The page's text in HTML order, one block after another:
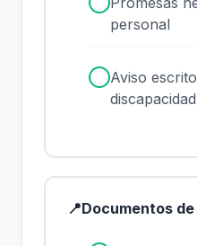
personal
Aviso
discapacidad
📍Documentos de